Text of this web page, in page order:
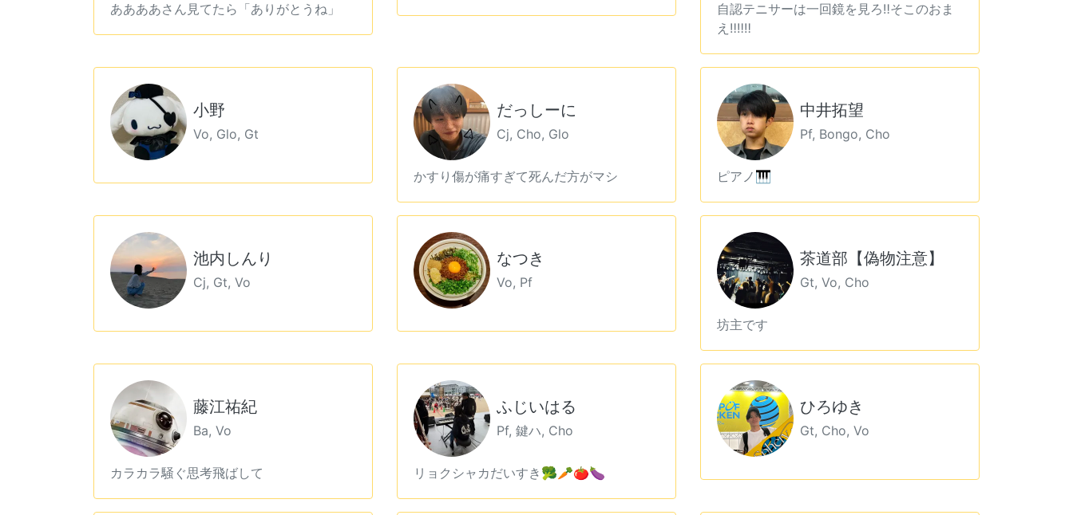
ああああさん見てたら「ありがとうね」
自認テニサーは一回鏡を見ろ‼️そこのおま
え‼️‼️‼️
小野
Vo, Glo, Gt
だっしーに
Cj, Cho, Glo
かすり傷が痛すぎて死んだ方がマシ
中井拓望
Pf, Bongo, Cho
ピアノ🎹
池内しんり
Cj, Gt, Vo
なつき
Vo, Pf
茶道部【偽物注意】
Gt, Vo, Cho
坊主です
藤江祐紀
Ba, Vo
カラカラ騒ぐ思考飛ばして
ふじいはる
Pf, 鍵ハ, Cho
リョクシャカだいすき🥦🥕🍅🍆
ひろゆき
Gt, Cho, Vo